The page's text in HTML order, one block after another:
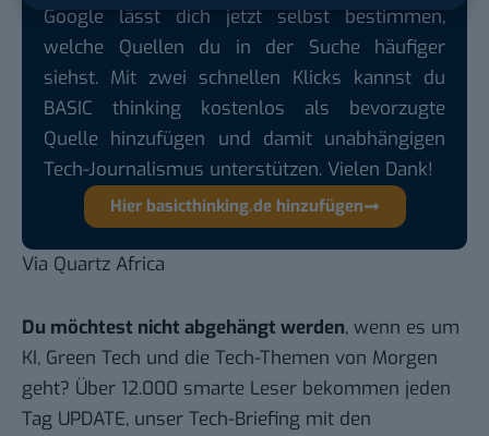
Google lässt dich jetzt selbst bestimmen,
welche Quellen du in der Suche häufiger
siehst. Mit zwei schnellen Klicks kannst du
BASIC thinking kostenlos als bevorzugte
Quelle hinzufügen und damit unabhängigen
Tech-Journalismus unterstützen. Vielen Dank!
Hier basicthinking.de hinzufügen
Via Quartz Africa
Du möchtest nicht abgehängt werden, wenn es um
KI, Green Tech und die Tech-Themen von Morgen
geht? Über 12.000 smarte Leser bekommen jeden
Tag UPDATE, unser Tech-Briefing mit den